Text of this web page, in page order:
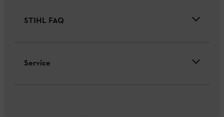
STIHL FAQ
Service